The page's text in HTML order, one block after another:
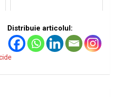
Distribuie articolul: